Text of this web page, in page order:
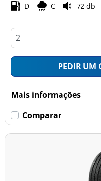
D C 72 db
PEDIR UM
Mais informações
Comparar